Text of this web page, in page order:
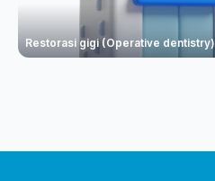
Restorasi gigi (Operative dentistry)